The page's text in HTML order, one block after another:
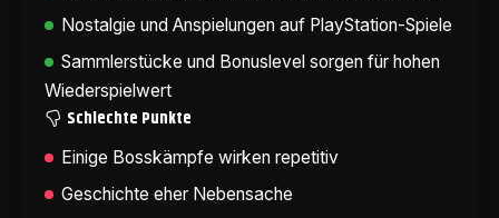
Nostalgie und Anspielungen auf PlayStation-Spiele
Sammlerstücke und Bonuslevel sorgen für hohen
Wiederspielwert
Schlechte Punkte
Einige Bosskämpfe wirken repetitiv
Geschichte eher Nebensache